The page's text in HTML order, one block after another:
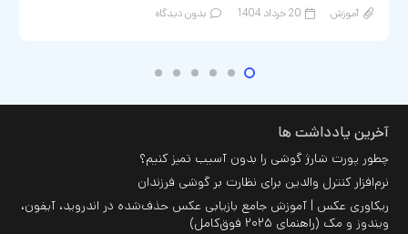
آموزش 20 خرداد 1404 بدون دیدگاه
آخرین یادداشت ها
چطور پورت شارژ گوشی را بدون آسیب تمیز کنیم؟
نرم‌افزار کنترل والدین برای نظارت بر گوشی فرزندان
ریکاوری عکس | آموزش جامع بازیابی عکس حذف‌شده در اندروید، آیفون،
ویندوز و مک (راهنمای ۲۰۲۵ فوق‌کامل)